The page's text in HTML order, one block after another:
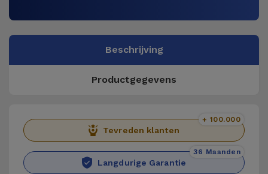
Beschrijving
Productgegevens
Tevreden klanten
+ 100.000
Langdurige Garantie
36 Maanden